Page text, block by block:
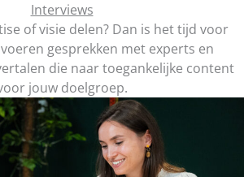
Interviews
of visie delen? Dan is het tijd voor
gesprekken met experts en
die naar toegankelijke content
jouw doelgroep.